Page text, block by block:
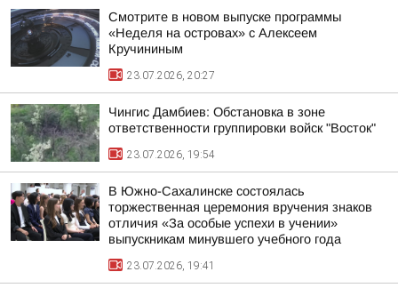
Смотрите в новом выпуске программы
«Неделя на островах» с Алексеем
Кручининым
23.07.2026, 20:27
Чингис Дамбиев: Обстановка в зоне
ответственности группировки войск "Восток"
23.07.2026, 19:54
В Южно-Сахалинске состоялась
торжественная церемония вручения знаков
отличия «За особые успехи в учении»
выпускникам минувшего учебного года
23.07.2026, 19:41